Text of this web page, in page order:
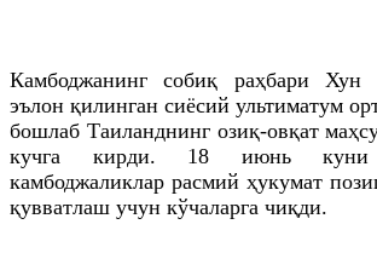
Камбоджанинг собиқ раҳбари Хун
эълон қилинган сиёсий ультиматум
бошлаб Таиланднинг озиқ-овқат
кучга кирди. 18 июнь
камбоджаликлар расмий ҳукумат
қувватлаш учун кўчаларга чиқди.